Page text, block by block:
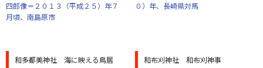
四郎像＝２０１３（平成２５）年７
月頃、南島原市
０）年、長崎県対馬
和多都美神社 海に映える鳥居 和布刈神社 和布刈神事